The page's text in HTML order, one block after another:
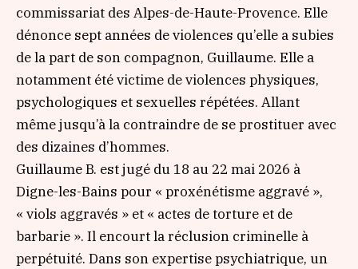
commissariat des Alpes-de-Haute-Provence. Elle
dénonce sept années de violences qu’elle a subies
de la part de son compagnon, Guillaume. Elle a
notamment été victime de violences physiques,
psychologiques et sexuelles répétées. Allant
même jusqu’à la contraindre de se prostituer avec
des dizaines d’hommes.
Guillaume B. est jugé du 18 au 22 mai 2026 à
Digne-les-Bains pour « proxénétisme aggravé »,
« viols aggravés » et « actes de torture et de
barbarie ». Il encourt la réclusion criminelle à
perpétuité. Dans son expertise psychiatrique, un